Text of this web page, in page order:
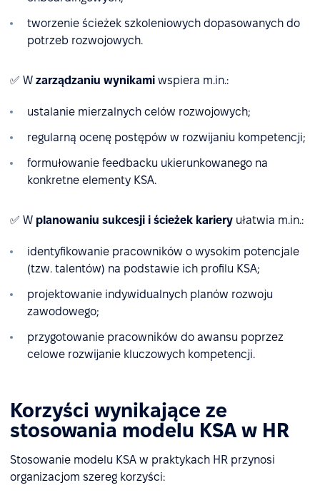
tworzenie ścieżek szkoleniowych dopasowanych do
potrzeb rozwojowych.
✅ W zarządzaniu wynikami wspiera m.in.:
ustalanie mierzalnych celów rozwojowych;
regularną ocenę postępów w rozwijaniu kompetencji;
formułowanie feedbacku ukierunkowanego na
konkretne elementy KSA.
✅ W planowaniu sukcesji i ścieżek kariery ułatwia m.in.:
identyfikowanie pracowników o wysokim potencjale
(tzw. talentów) na podstawie ich profilu KSA;
projektowanie indywidualnych planów rozwoju
zawodowego;
przygotowanie pracowników do awansu poprzez
celowe rozwijanie kluczowych kompetencji.
Korzyści wynikające ze
stosowania modelu KSA w HR
Stosowanie modelu KSA w praktykach HR przynosi
organizacjom szereg korzyści: